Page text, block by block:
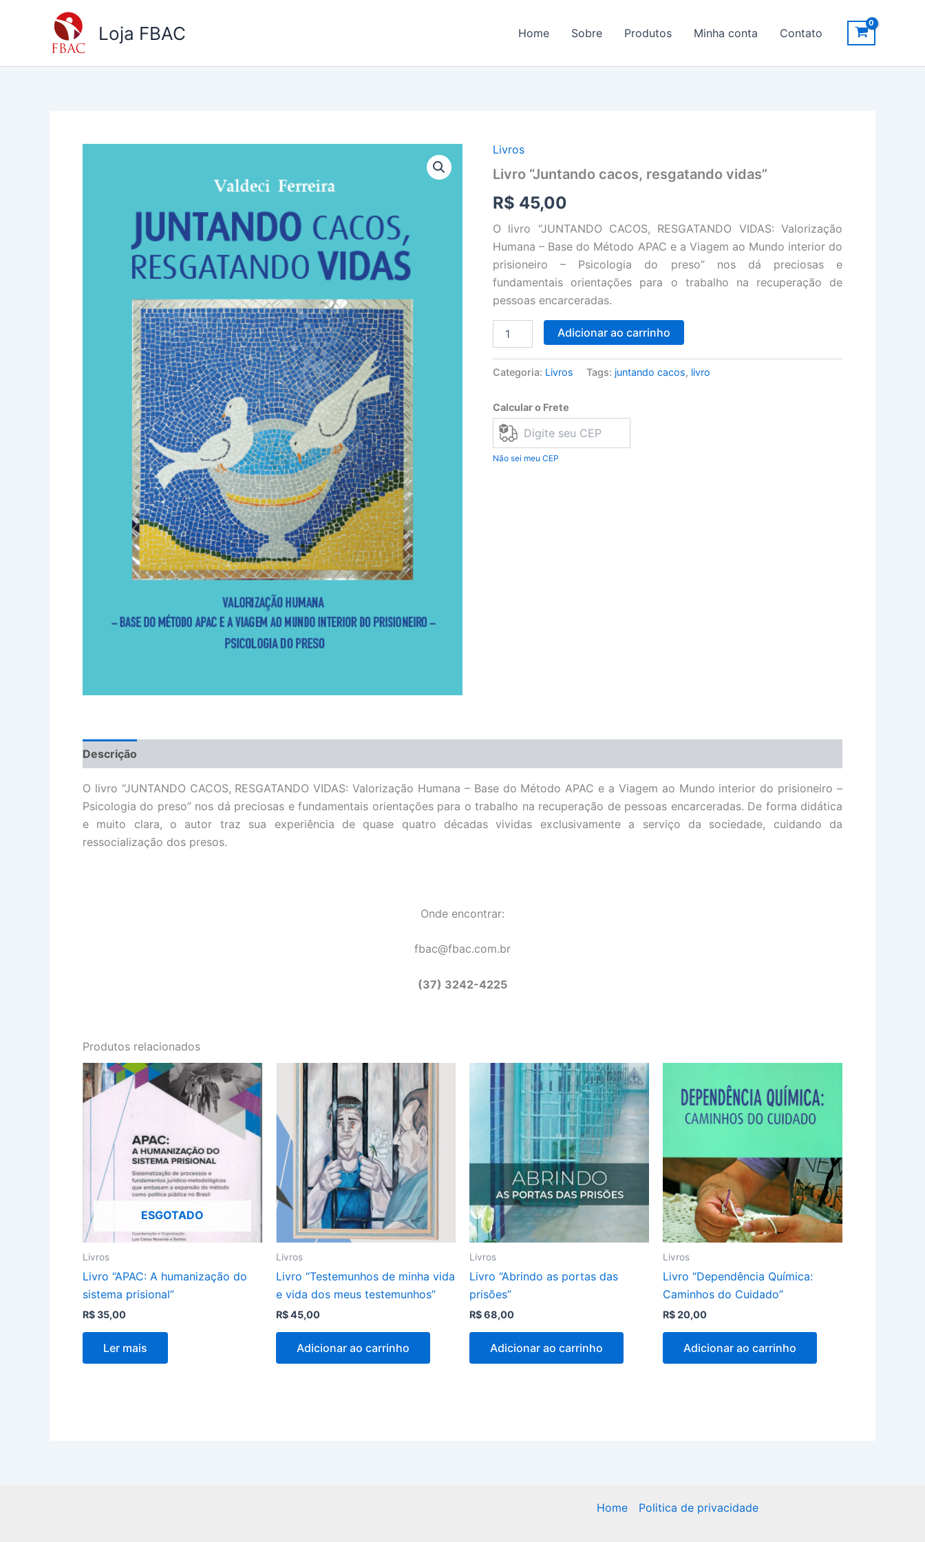
Loja FBAC Home Sobre Produtos Minha conta Contato
Livros
Livro “Juntando cacos, resgatando vidas”
R$ 45,00
O livro “JUNTANDO CACOS, RESGATANDO VIDAS: Valorização
Humana – Base do Método APAC e a Viagem ao Mundo interior do
prisioneiro – Psicologia do preso” nos dá preciosas e
fundamentais orientações para o trabalho na recuperação de
pessoas encarceradas.
Livro
cacos,
vidas"
Adicionar ao carrinho
Categoria: Livros Tags: juntando cacos, livro
Calcular o Frete
Não sei meu CEP
Descrição
O livro “JUNTANDO CACOS, RESGATANDO VIDAS: Valorização Humana – Base do Método APAC e a Viagem ao Mundo interior do prisioneiro –
Psicologia do preso” nos dá preciosas e fundamentais orientações para o trabalho na recuperação de pessoas encarceradas. De forma didática
e muito clara, o autor traz sua experiência de quase quatro décadas vividas exclusivamente a serviço da sociedade, cuidando da
ressocialização dos presos.
Onde encontrar:
fbac@fbac.com.br
(37) 3242-4225
Produtos relacionados
ESGOTADO
Livros
Livro “APAC: A humanização do
sistema prisional”
R$35,00
Ler mais
Livros
Livro “Testemunhos de minha vida
e vida dos meus testemunhos”
R$45,00
Adicionar ao carrinho
Livros
Livro “Abrindo as portas das
prisões”
R$68,00
Adicionar ao carrinho
Livros
Livro “Dependência Química:
Caminhos do Cuidado”
R$20,00
Adicionar ao carrinho
Home Politica de privacidade